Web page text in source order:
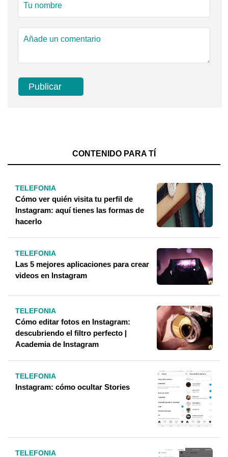
CONTENIDO PARA TÍ
TELEFONIA
Cómo ver quién visita tu perfil de
Instagram: aquí tienes las formas de
hacerlo
TELEFONIA
Las 5 mejores aplicaciones para crear
videos en Instagram
TELEFONIA
Cómo editar fotos en Instagram:
descubriendo el filtro perfecto |
Academia de Instagram
TELEFONIA
Instagram: cómo ocultar Stories
TELEFONIA